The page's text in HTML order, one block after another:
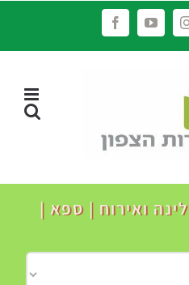
Instagram
YouTube
Facebook
ואירוח | ספא |